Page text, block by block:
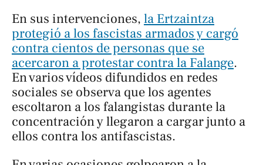
En sus intervenciones, la Ertzaintza
protegió a los fascistas armados y cargó
contra cientos de personas que se
acercaron a protestar contra la Falange.
En varios vídeos difundidos en redes
sociales se observa que los agentes
escoltaron a los falangistas durante la
concentración y llegaron a cargar junto a
ellos contra los antifascistas.